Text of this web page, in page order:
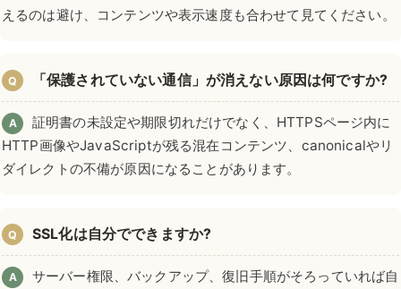
えるのは避け、コンテンツや表示速度も合わせて見てください。
Q 「保護されていない通信」が消えない原因は何ですか?
A
証明書の未設定や期限切れだけでなく、HTTPSページ内に
HTTP画像やJavaScriptが残る混在コンテンツ、canonicalやリ
ダイレクトの不備が原因になることがあります。
Q SSL化は自分でできますか?
A
サーバー権限、バックアップ、復旧手順がそろっていれば自